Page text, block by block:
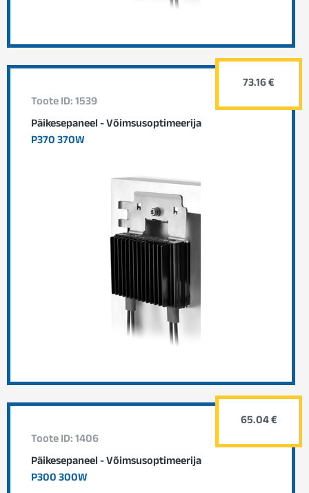
Toote ID: 1539
Päikesepaneel - Võimsusoptimeerija
P370 370W
73.16 €
Toote ID: 1406
Päikesepaneel - Võimsusoptimeerija
P300 300W
65.04 €